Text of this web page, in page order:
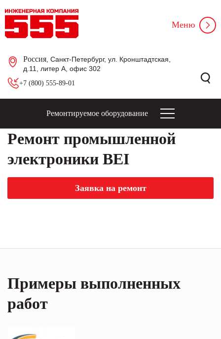
Россия , Санкт-Петербург, ул. Кронштадтская,
д.11, литер А, офис 302
+7 (800) 555-89-01
Меню
Ремонтируемое оборудование
Ремонт промышленной
электроники BEI
Заявка на ремонт
Примеры выполненных
работ